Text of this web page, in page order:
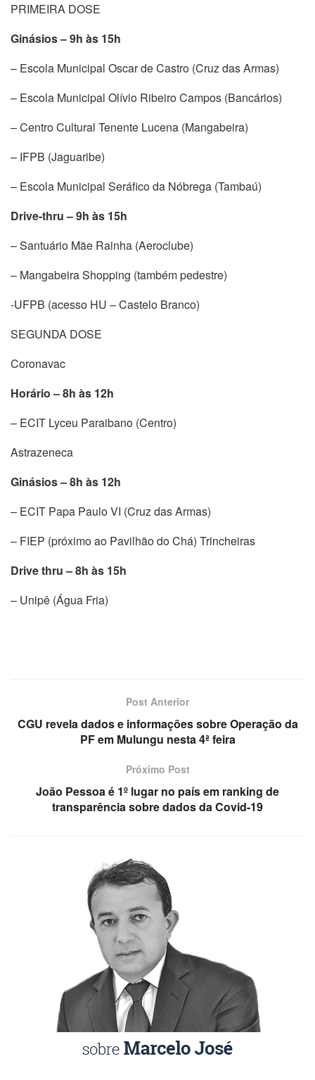
PRIMEIRA DOSE
Ginásios – 9h às 15h
– Escola Municipal Oscar de Castro (Cruz das Armas)
– Escola Municipal Olívio Ribeiro Campos (Bancários)
– Centro Cultural Tenente Lucena (Mangabeira)
– IFPB (Jaguaribe)
– Escola Municipal Seráfico da Nóbrega (Tambaú)
Drive-thru – 9h às 15h
– Santuário Mãe Rainha (Aeroclube)
– Mangabeira Shopping (também pedestre)
-UFPB (acesso HU – Castelo Branco)
SEGUNDA DOSE
Coronavac
Horário – 8h às 12h
– ECIT Lyceu Paraibano (Centro)
Astrazeneca
Ginásios – 8h às 12h
– ECIT Papa Paulo VI (Cruz das Armas)
– FIEP (próximo ao Pavilhão do Chá) Trincheiras
Drive thru – 8h às 15h
– Unipê (Água Fria)
Post Anterior
CGU revela dados e informações sobre Operação da
PF em Mulungu nesta 4ª feira
Próximo Post
João Pessoa é 1º lugar no país em ranking de
transparência sobre dados da Covid-19